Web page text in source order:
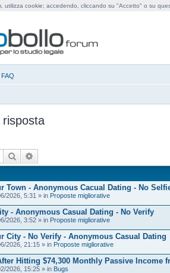
FAQ
risposta
Cerca
Town - Anonymous Cacual Dating - No
2026, 5:31 » in Proposte migliorative
- Anonymous Casual Dating - No Verify
2026, 3:52 » in Proposte migliorative
City - No Verify - Anonymous Casual Dating
2026, 21:15 » in Proposte migliorative
Hitting $74,300 Monthly Passive Income
2026, 15:25 » in Bugs
utilizza cookie; accedendo, cliccando su "Accetto" o su